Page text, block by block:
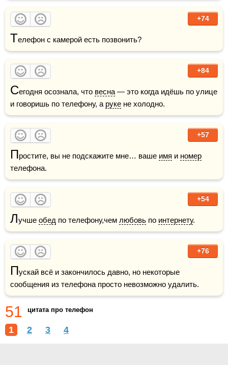
+74
Телефон с камерой есть позвонить?
+84
Сегодня осознала, что весна — это когда идёшь по улице
и говоришь по телефону, а руке не холодно.
+57
Простите, вы не подскажите мне… ваше имя и номер
телефона.
+54
Лучше обед по телефону,чем любовь по интернету.
+76
Пускай всё и закончилось давно, но некоторые
сообщения из телефона просто невозможно удалить.
51 цитата про телефон
1 2 3 4